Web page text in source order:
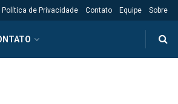
Política de Privacidade Contato Equipe Sobre